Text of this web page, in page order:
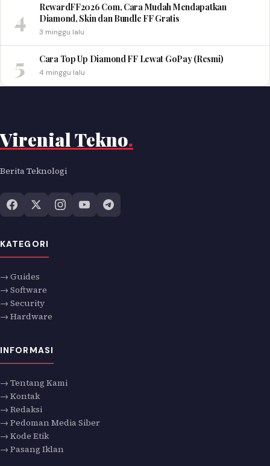
4
RewardFF2026 Com, Cara Mudah Mendapatkan
Diamond, Skin dan Bundle FF Gratis
3 minggu lalu
5 Cara Top Up Diamond FF Lewat GoPay (Resmi)
4 minggu lalu
Virenial Tekno.
Berita Teknologi
KATEGORI
→ Guides
→ Software
→ Security
→ Hardware
INFORMASI
→ Tentang Kami
→ Kontak
→ Redaksi
→ Pedoman Media Siber
→ Kode Etik
→ Pasang Iklan